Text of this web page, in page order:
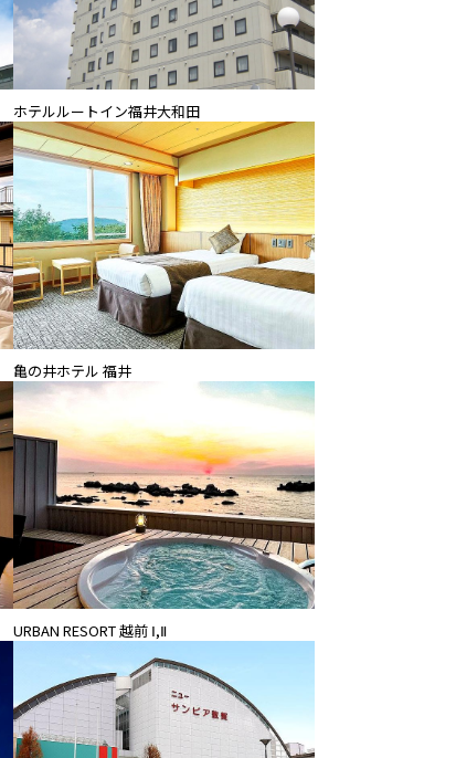
ホテルルートイン福井大和田
亀の井ホテル 福井
URBAN RESORT 越前 Ⅰ,Ⅱ